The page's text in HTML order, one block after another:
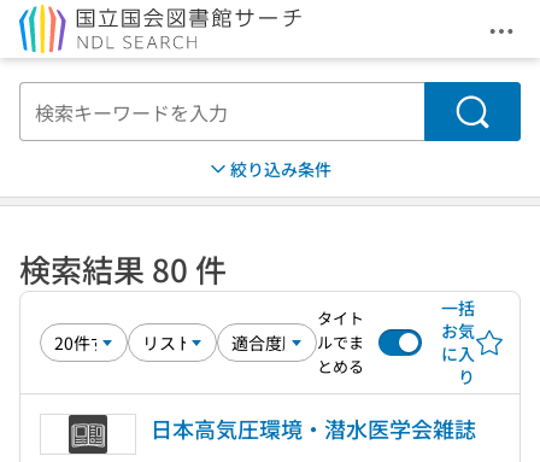
メ
検索
絞り込み条件
検索結果 80 件
タイト
ルでま
とめる
一括
お気
に入
り
日本高気圧環境・潜水医学会雑誌